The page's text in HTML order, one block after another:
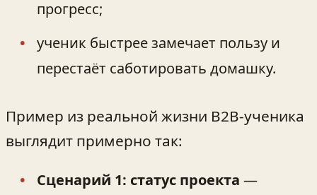
прогресс;
ученик быстрее замечает пользу и
перестаёт саботировать домашку.
Пример из реальной жизни B2B‑ученика
выглядит примерно так:
Сценарий 1: статус проекта —